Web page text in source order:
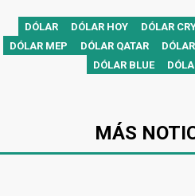
DÓLAR DÓLAR HOY DÓLAR
DÓLAR MEP
DÓLAR QATAR
DÓLAR BLUE
MÁS